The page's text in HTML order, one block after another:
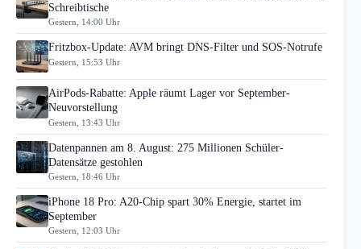
Schreibtische
Gestern, 14:00 Uhr
Fritzbox-Update: AVM bringt DNS-Filter und SOS-Notrufe
Gestern, 15:53 Uhr
AirPods-Rabatte: Apple räumt Lager vor September-
Neuvorstellung
Gestern, 13:43 Uhr
Datenpannen am 8. August: 275 Millionen Schüler-
Datensätze gestohlen
Gestern, 18:46 Uhr
iPhone 18 Pro: A20-Chip spart 30% Energie, startet im
September
Gestern, 12:03 Uhr